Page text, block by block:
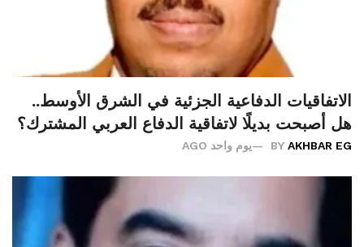
الاتفاقيات الدفاعية الجزئية في الشرق الأوسط..
هل أصبحت بديلًا لاتفاقية الدفاع العربي المشترك؟
BY AKHBAR EG يوم واحد AGO